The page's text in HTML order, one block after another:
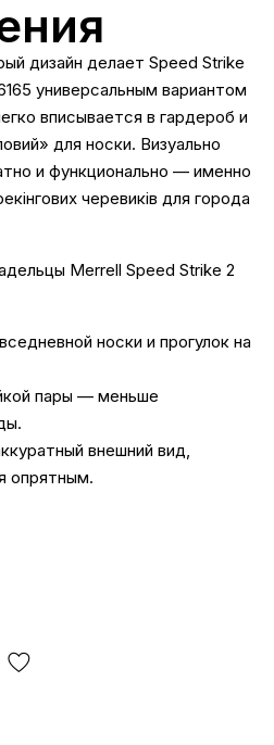
дизайн делает Speed Strike
универсальным вариантом
вписывается в гардероб и
для носки. Визуально
и функционально — именно
черевиків для города
Merrell Speed Strike 2
носки и прогулок на
пары — меньше
внешний вид,
опрятным.